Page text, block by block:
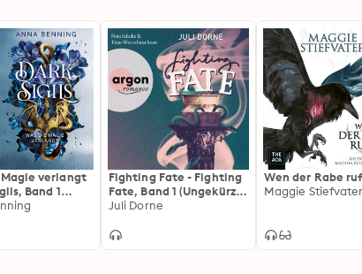
ich warte sehnsüchtig auf Band 2!«
Dieses packende Debüt aus den USA lässt
verlangt
Band 1
Lesung)
Fighting Fate - Fighting
Fate, Band 1 (Ungekürzte
Lesung)
Juli Dorne
Wen der Rabe
Maggie Stiefvater